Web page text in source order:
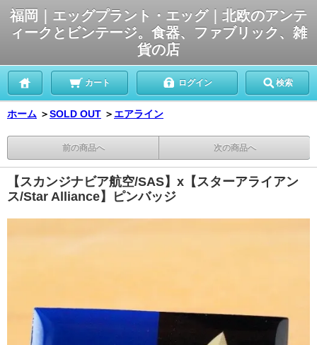
福岡｜エッグプラント・エッグ｜北欧のアンテ
ィークとビンテージ。食器、ファブリック、雑
貨の店
カート ログイン 検索
ホーム ＞SOLD OUT ＞ エアライン
前の商品へ 次の商品へ
【スカンジナビア航空/SAS】x【スターアライアン
ス/Star Alliance】ピンバッジ